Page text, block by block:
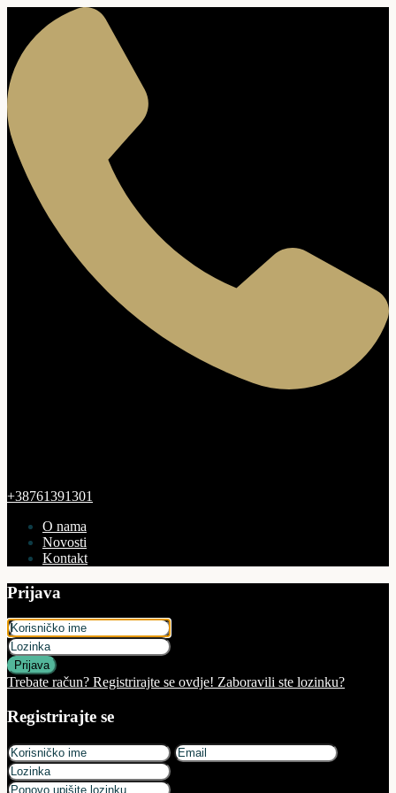
+38761391301
O nama
Novosti
Kontakt
Prijava
Prijava
Trebate račun? Registrirajte se ovdje! Zaboravili ste lozinku?
Registrirajte se